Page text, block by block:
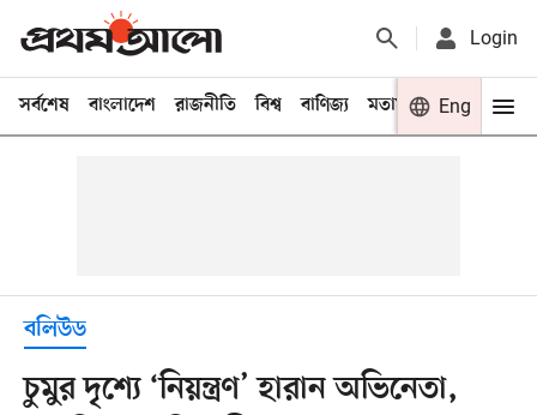
Login
সর্বশেষ বাংলাদেশ রাজনীতি বিশ্ব বাণিজ্য মতামত খেলা
Eng
বলিউড
চুমুর দৃশ্যে ‘নিয়ন্ত্রণ’ হারান অভিনেতা,